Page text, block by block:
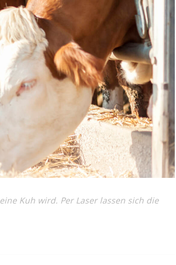
Kuh wird. Per Laser lassen sich die